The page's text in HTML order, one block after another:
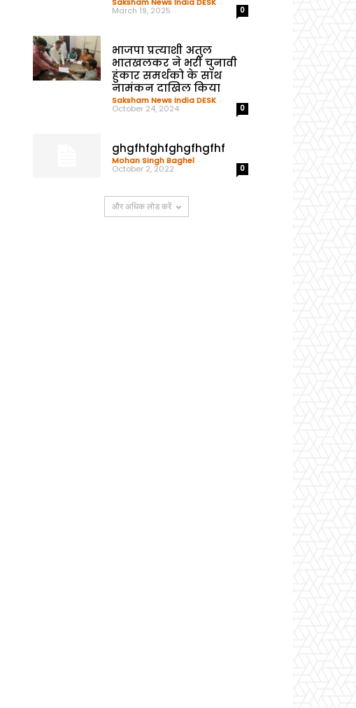
March 19, 2025 0
भाजपा प्रत्याशी अतुल
भातखलकर ने भरी चुनावी
हुंकार समर्थको के साथ
नामंकन दाखिल किया
Saksham News India DESK -
October 24, 2024 0
ghgfhfghfghgfhgfhf
Mohan Singh Baghel -
October 2, 2022 0
और अधिक लोड करें